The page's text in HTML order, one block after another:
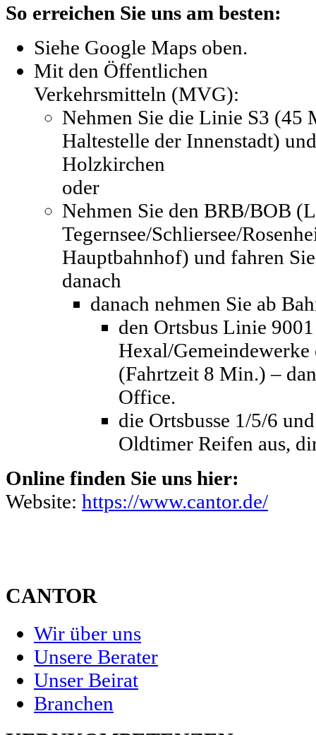
So erreichen Sie uns am besten:
Siehe Google Maps oben.
Mit den Öffentlichen
Verkehrsmitteln (MVG):
Nehmen Sie die Linie S3 (45
Haltestelle der Innenstadt)
Holzkirchen
oder
Nehmen Sie den BRB/BOB
Tegernsee/Schliersee/
Hauptbahnhof) und fahren
danach
danach nehmen Sie ab
den Ortsbus Linie
Hexal/
(Fahrtzeit 8 Min.) –
Office.
die Ortsbusse 1/5/6
Oldtimer Reifen aus,
Online finden Sie uns hier:
Website: https://www.cantor.de/
CANTOR
Wir über uns
Unsere Berater
Unser Beirat
Branchen